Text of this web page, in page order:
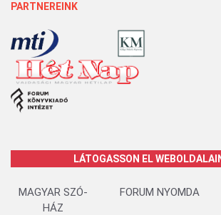
PARTNEREINK
LÁTOGASSON EL
MAGYAR SZÓ-
HÁZ
FORUM NYOMDA